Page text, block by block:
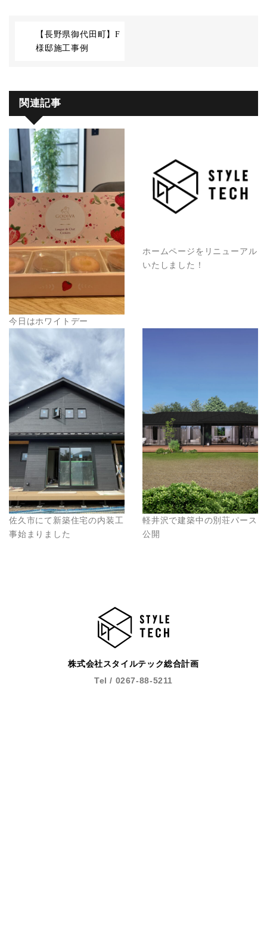
【長野県御代田町】F
様邸施工事例
関連記事
今日はホワイトデー
ホームページをリニューアル
いたしました！
佐久市にて新築住宅の内装工
事始まりました
軽井沢で建築中の別荘パース
公開
株式会社スタイルテック総合計画
Tel / 0267-88-5211